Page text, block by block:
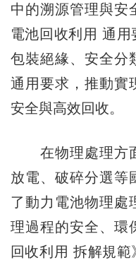
中的溯源管理與安
電池回收利用 通
包裝絕緣、安全分
通用要求，推動實
安全與高效回收。
在物理處理方面
放電、破碎分選等
了動力電池物理處
理過程的安全、環
回收利用 拆解規